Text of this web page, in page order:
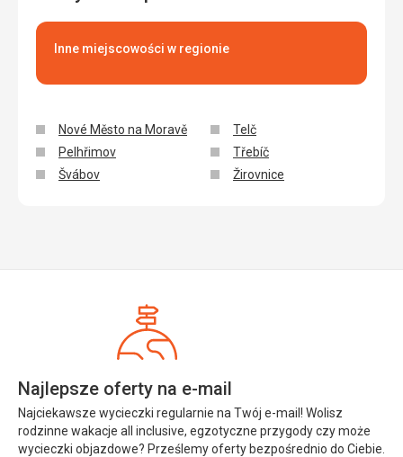
Inne miejscowości w regionie
Nové Město na Moravě
Pelhřimov
Švábov
Telč
Třebíč
Žirovnice
Najlepsze oferty na e-mail
Najciekawsze wycieczki regularnie na Twój e-mail! Wolisz
rodzinne wakacje all inclusive, egzotyczne przygody czy może
wycieczki objazdowe? Prześlemy oferty bezpośrednio do Ciebie.